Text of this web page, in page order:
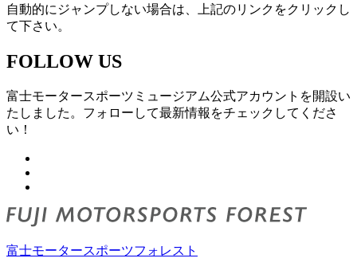
自動的にジャンプしない場合は、上記のリンクをクリックし
て下さい。
FOLLOW US
富士モータースポーツミュージアム公式アカウントを開設い
たしました。フォローして最新情報をチェックしてくださ
い！
富士モータースポーツフォレスト